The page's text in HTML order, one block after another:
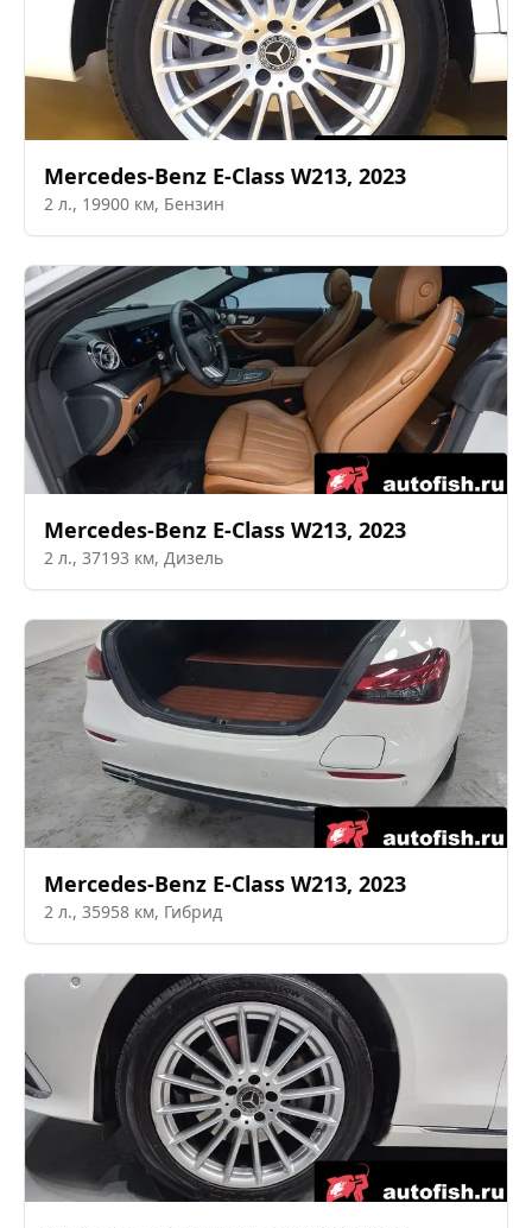
Mercedes-Benz E-Class W213, 2023
2 л., 19900 км, Бензин
Mercedes-Benz E-Class W213, 2023
2 л., 37193 км, Дизель
Mercedes-Benz E-Class W213, 2023
2 л., 35958 км, Гибрид